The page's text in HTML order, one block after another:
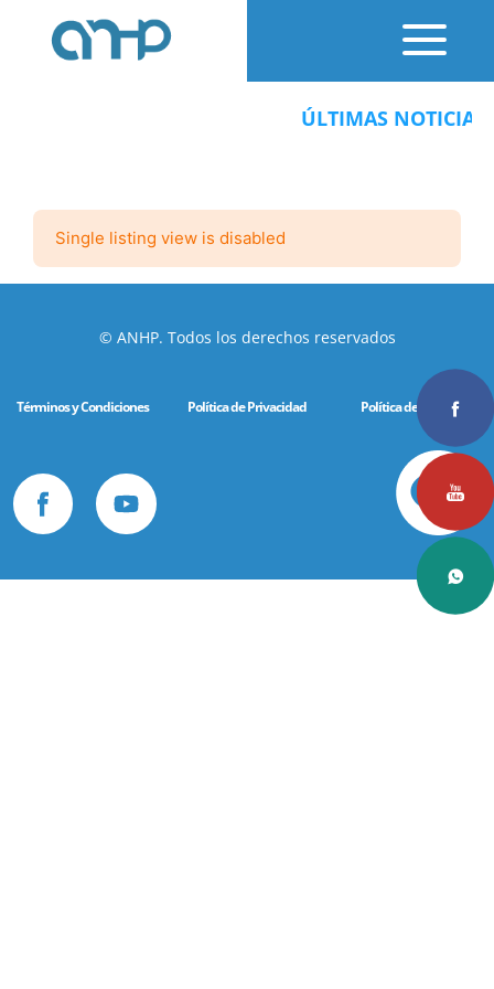
ÚLTIMAS
Single listing view is disabled
© ANHP. Todos los derechos reservados
Términos y Condiciones Política de Privacidad Política de Cookies